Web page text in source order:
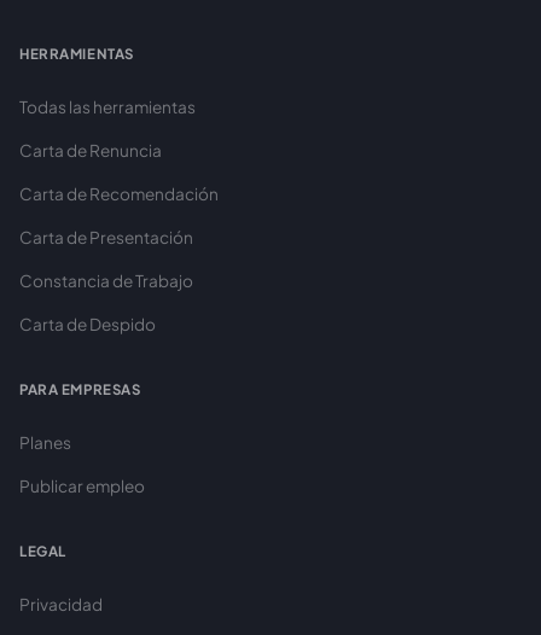
HERRAMIENTAS
Todas las herramientas
Carta de Renuncia
Carta de Recomendación
Carta de Presentación
Constancia de Trabajo
Carta de Despido
PARA EMPRESAS
Planes
Publicar empleo
LEGAL
Privacidad